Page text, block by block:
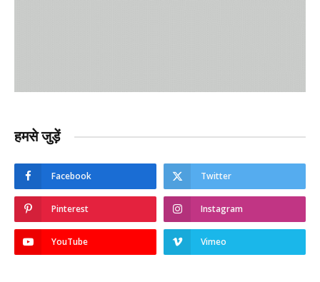
हमसे जुड़ें
Facebook Twitter
Pinterest Instagram
YouTube Vimeo